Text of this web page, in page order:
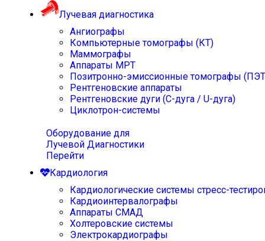
Лучевая диагностика
Ангиографы
Компьютерные томографы (КТ)
Маммографы
Аппараты МРТ
Позитронно-эмиссионные томографы
Рентгеновские аппараты
Рентгеновские дуги (С-дуга / U-дуга)
Циклотрон-системы
Оборудование для
Лучевой Диагностики
Перейти
Кардиология
Кардиологические системы стресс-
Кардиоинтервалографы
Аппараты СМАД
Холтеровские системы
Электрокардиографы